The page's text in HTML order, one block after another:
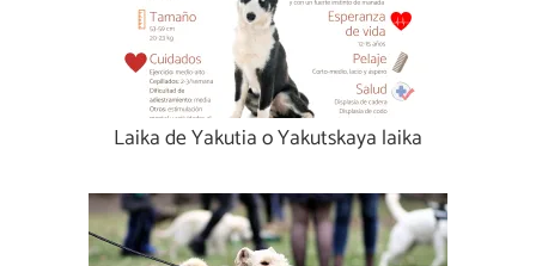
Laika de Yakutia o Yakutskaya laika